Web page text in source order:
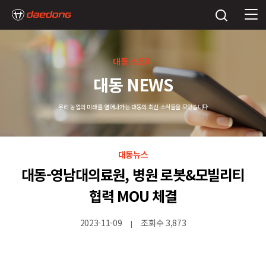
대동 스토리
대동 NEWS
우리 농업의 미래를 열어나가는 대동의 최신 소식들을 모았습니다
대동뉴스
대동-영남대의료원, 병원 로봇&모빌리티
협력 MOU 체결
2023-11-09 | 조회수 3,873